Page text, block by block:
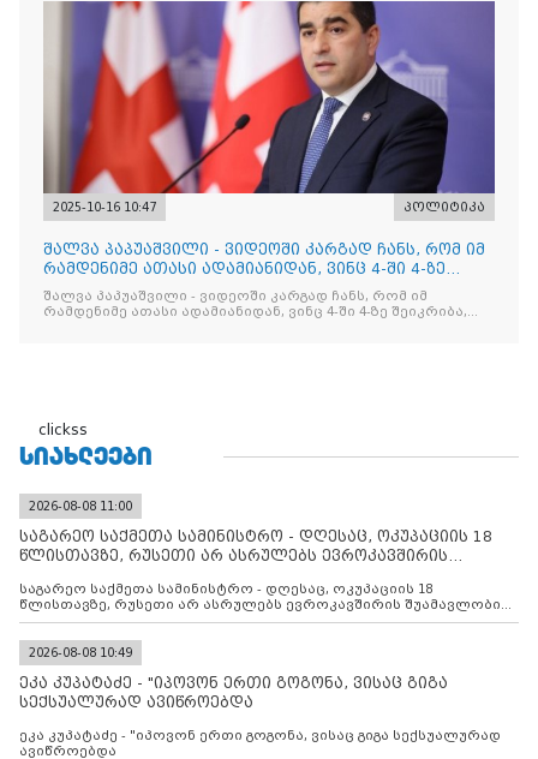
2025-10-16 10:47 პოლიტიკა
შალვა პაპუაშვილი - ვიდეოში კარგად ჩანს, რომ იმ
რამდენიმე ათასი ადამიანიდან, ვინც 4-ში 4-ზე
შეიკრიბა,
შალვა პაპუაშვილი - ვიდეოში კარგად ჩანს, რომ იმ
რამდენიმე ათასი ადამიანიდან, ვინც 4-ში 4-ზე შეიკრიბა,
clickss
ᲡᲘᲐᲮᲚᲔᲔᲑᲘ
2026-08-08 11:00
საგარეო საქმეთა სამინისტრო - დღესაც, ოკუპაციის 18
წლისთავზე, რუსეთი არ ასრულებს ევროკავშირის
საგარეო საქმეთა სამინისტრო - დღესაც, ოკუპაციის 18
წლისთავზე, რუსეთი არ ასრულებს ევროკავშირის შუამავლობით
დადებულ 2008 წლის 12 აგვისტოს ცეცხლის შეწყვეტის
კონტროლს ოკუპირებულ რეგიონებში, აგრძელებს მათი
მილიტარიზაციის პროცესს და აქტიურად დგამს ნაბიჯებს მათი
ფაქტობრივი ანექსიისკენ
2026-08-08 10:49
ეკა კუპატაძე - "იპოვონ ერთი გოგონა, ვისაც გიგა
სექსუალურად ავიწროებდა
ეკა კუპატაძე - "იპოვონ ერთი გოგონა, ვისაც გიგა სექსუალურად
ავიწროებდა